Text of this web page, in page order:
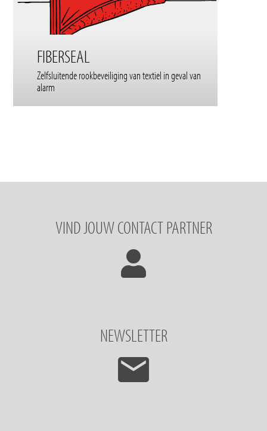
FIBERSEAL
Zelfsluitende rookbeveiliging van textiel in geval van
alarm
VIND JOUW CONTACT PARTNER
NEWSLETTER